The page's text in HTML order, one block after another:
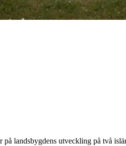
landsbygdens utveckling på två